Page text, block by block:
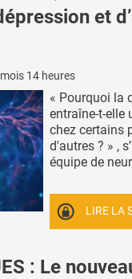
et
14 heures
« Pourquoi la
entraîne-t-elle
chez certains
d'autres ? » ,
équipe de
LIRE LA
: Le